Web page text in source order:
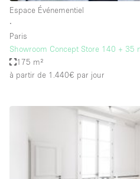
Atelier
Boutique / Magasin
Camion / Fourgon
Espace Événementiel
∙
Paris
Showroom Concept Store 140 + 35
175 m²
à partir de 1.440€ par jour